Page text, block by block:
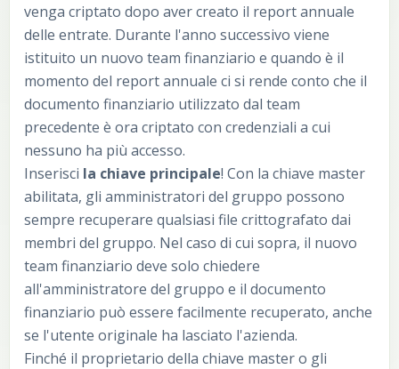
venga criptato dopo aver creato il report annuale
delle entrate. Durante l'anno successivo viene
istituito un nuovo team finanziario e quando è il
momento del report annuale ci si rende conto che il
documento finanziario utilizzato dal team
precedente è ora criptato con credenziali a cui
nessuno ha più accesso.
Inserisci la chiave principale! Con la chiave master
abilitata, gli amministratori del gruppo possono
sempre recuperare qualsiasi file crittografato dai
membri del gruppo. Nel caso di cui sopra, il nuovo
team finanziario deve solo chiedere
all'amministratore del gruppo e il documento
finanziario può essere facilmente recuperato, anche
se l'utente originale ha lasciato l'azienda.
Finché il proprietario della chiave master o gli